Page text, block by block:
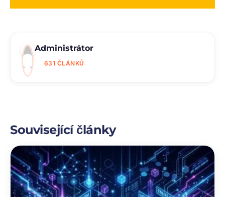
Administrátor
631 ČLÁNKŮ
Související články